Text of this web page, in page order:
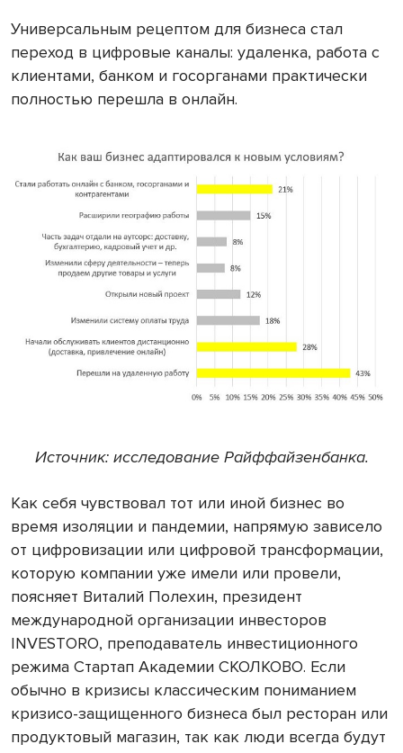
Универсальным рецептом для бизнеса стал
переход в цифровые каналы: удаленка, работа с
клиентами, банком и госорганами практически
полностью перешла в онлайн.
Источник: исследование Райффайзенбанка.
Как себя чувствовал тот или иной бизнес во
время изоляции и пандемии, напрямую зависело
от цифровизации или цифровой трансформации,
которую компании уже имели или провели,
поясняет Виталий Полехин, президент
международной организации инвесторов
INVESTORO, преподаватель инвестиционного
режима Стартап Академии СКОЛКОВО. Если
обычно в кризисы классическим пониманием
кризисо-защищенного бизнеса был ресторан или
продуктовый магазин, так как люди всегда будут